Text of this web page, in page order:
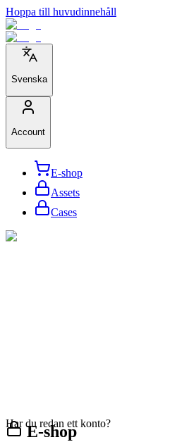
Hoppa till huvudinnehåll
Svenska
Account
E-shop
Assets
Cases
E-shop
Har du redan ett konto?